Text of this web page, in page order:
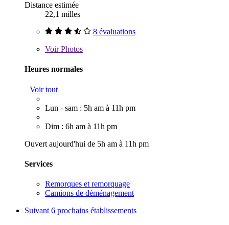
Distance estimée
22,1 milles
8 évaluations
VoirPhotos
Heures normales
Voir tout
Lun - sam : 5h am à 11h pm
Dim : 6h am à 11h pm
Ouvert aujourd'hui de 5h am à 11h pm
Services
Remorques et remorquage
Camions de déménagement
Suivant 6 prochains établissements